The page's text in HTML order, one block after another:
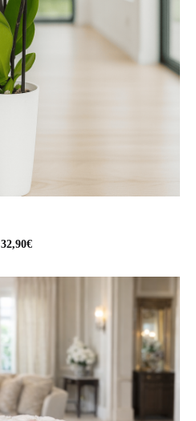
32,90€